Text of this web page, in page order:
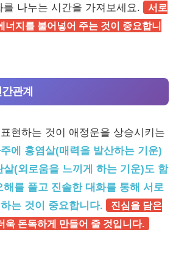
를 나누는 시간을 가져보세요.
서로
너지를 불어넣어 주는 것이 중요합니
관계
현하는 것이 애정운을 상승시키는
에 홍염살(매력을 발산하는 기운)
살(외로움을 느끼게 하는 기운)도 함
해를 풀고 진솔한 대화를 통해 서로
는 것이 중요합니다.
진심을 담은
욱 돈독하게 만들어 줄 것입니다.